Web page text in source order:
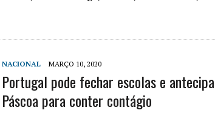
NACIONAL MARÇO 10, 2020
Portugal pode fechar escolas e
Páscoa para conter contágio